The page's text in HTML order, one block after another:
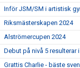
Inför JSM/SM i artistisk
Riksmästerskapen 2024
Alströmercupen 2024
Debut på nivå 5 resulterar
Grattis Charlie - bäste